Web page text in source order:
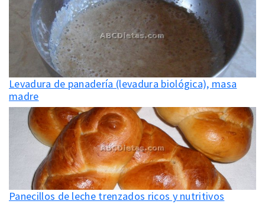
Levadura de panadería (levadura biológica), masa
madre
Panecillos de leche trenzados ricos y nutritivos